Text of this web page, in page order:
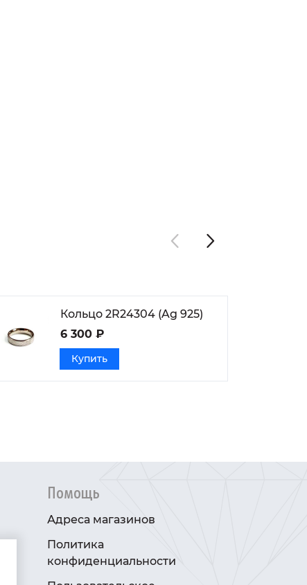
Кольцо 2R24304 (Ag 925)
6 300 ₽
Купить
Помощь
Адреса магазинов
Политика
конфиденциальности